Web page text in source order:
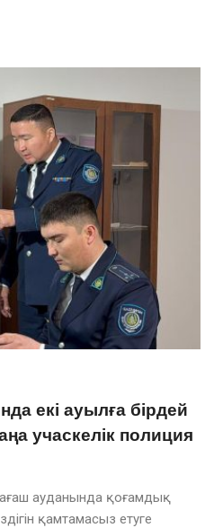
екі ауылға бірдей
учаскелік полиция
ауданында қоғамдық
қамтамасыз етуге